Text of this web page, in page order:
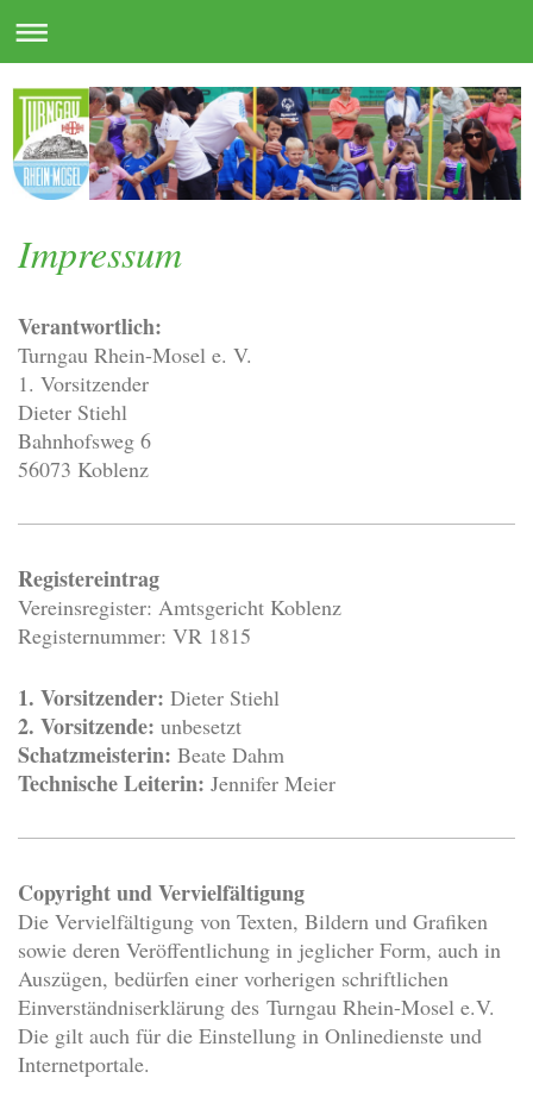
Impressum
Verantwortlich:
Turngau Rhein-Mosel e. V.
1. Vorsitzender
Dieter Stiehl
Bahnhofsweg 6
56073 Koblenz
Registereintrag
Vereinsregister: Amtsgericht Koblenz
Registernummer: VR 1815
1. Vorsitzender: Dieter Stiehl
2. Vorsitzende: unbesetzt
Schatzmeisterin: Beate Dahm
Technische Leiterin: Jennifer Meier
Copyright und Vervielfältigung
Die Vervielfältigung von Texten, Bildern und Grafiken
sowie deren Veröffentlichung in jeglicher Form, auch in
Auszügen, bedürfen einer vorherigen schriftlichen
Einverständniserklärung des Turngau Rhein-Mosel e.V.
Die gilt auch für die Einstellung in Onlinedienste und
Internetportale.